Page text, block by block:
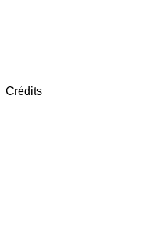
Crédits